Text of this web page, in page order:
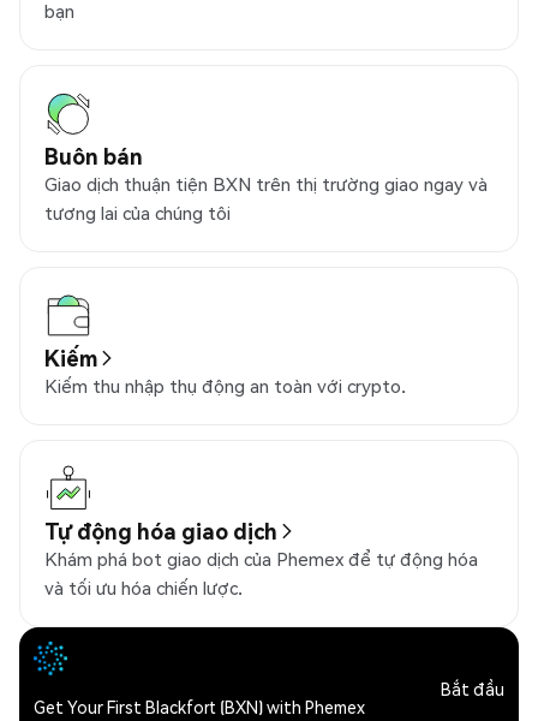
bạn
Buôn bán
Giao dịch thuận tiện BXN trên thị trường giao ngay và
tương lai của chúng tôi
Kiếm
Kiếm thu nhập thụ động an toàn với crypto.
Tự động hóa giao dịch
Khám phá bot giao dịch của Phemex để tự động hóa
và tối ưu hóa chiến lược.
Get Your First Blackfort (BXN) with Phemex
Bắt đầu